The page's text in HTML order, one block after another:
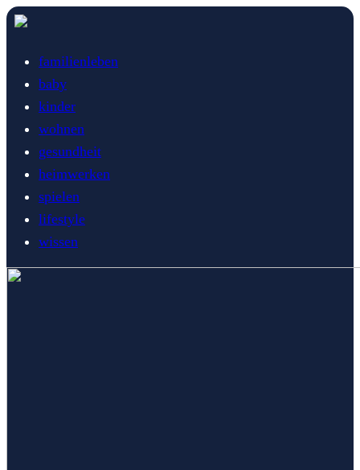
familienleben
baby
kinder
wohnen
gesundheit
heimwerken
spielen
lifestyle
wissen